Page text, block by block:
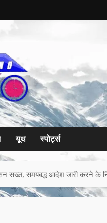
यूथ स्पोर्ट्स
सख्त, समयबद्ध आदेश जारी करने के